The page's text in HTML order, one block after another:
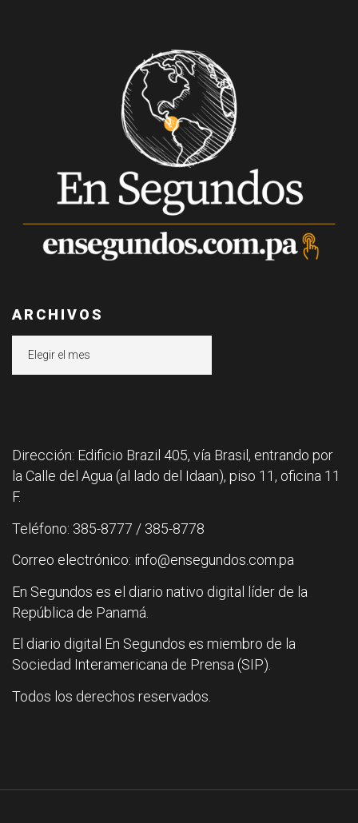
ARCHIVOS
Dirección: Edificio Brazil 405, vía Brasil, entrando por
la Calle del Agua (al lado del Idaan), piso 11, oficina 11
F.
Teléfono: 385-8777 / 385-8778
Correo electrónico: info@ensegundos.com.pa
En Segundos es el diario nativo digital líder de la
República de Panamá.
El diario digital En Segundos es miembro de la
Sociedad Interamericana de Prensa (SIP).
Todos los derechos reservados.